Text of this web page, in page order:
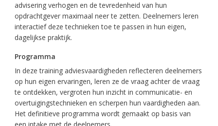
advisering verhogen en de tevredenheid van hun
opdrachtgever maximaal neer te zetten. Deelnemers leren
interactief deze technieken toe te passen in hun eigen,
dagelijkse praktijk.
Programma
In deze training adviesvaardigheden reflecteren deelnemers
op hun eigen ervaringen, leren ze de vraag achter de vraag
te ontdekken, vergroten hun inzicht in communicatie- en
overtuigingstechnieken en scherpen hun vaardigheden aan.
Het definitieve programma wordt gemaakt op basis van